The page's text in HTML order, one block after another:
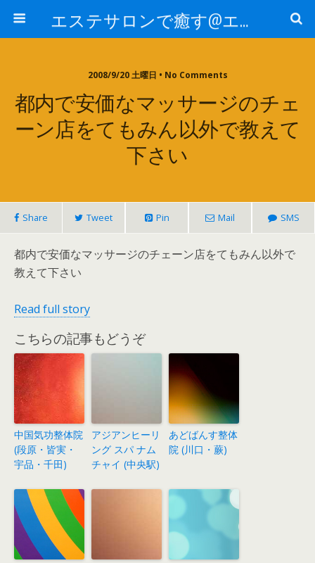
エステサロンで癒す@エステ～全国エステ情報
2008/9/20 土曜日 • No Comments
都内で安価なマッサージのチェ
ーン店をてもみん以外で教えて
下さい
Share Tweet Pin Mail SMS
都内で安価なマッサージのチェーン店をてもみん以外で
教えて下さい
Read full story
こちらの記事もどうぞ
中国気功整体院
(段原・皆実・
宇品・千田)
アジアンヒーリ
ング スパ ナム
チャイ (中央駅)
あどばんす整体
院 (川口・蕨)